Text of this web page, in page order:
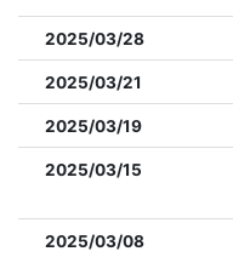
2025/03/28
2025/03/21
2025/03/19
2025/03/15
2025/03/08